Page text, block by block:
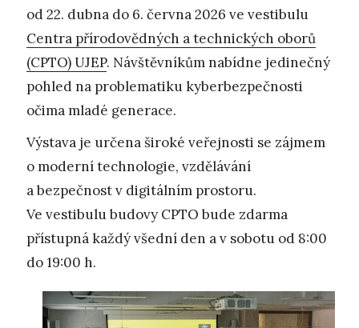
od 22. dubna do 6. června 2026 ve vestibulu
Centra přírodovědných a technických oborů
(CPTO) UJEP. Návštěvníkům nabídne jedinečný
pohled na problematiku kyberbezpečnosti
očima mladé generace.
Výstava je určena široké veřejnosti se zájmem
o moderní technologie, vzdělávání
a bezpečnost v digitálním prostoru.
Ve vestibulu budovy CPTO bude zdarma
přístupná každý všední den a v sobotu od 8:00
do 19:00 h.